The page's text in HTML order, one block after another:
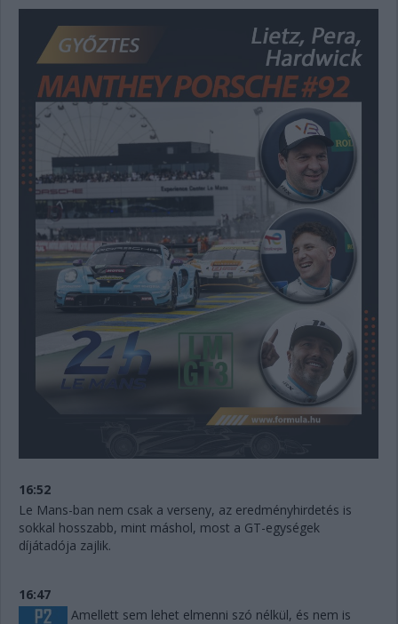
16:52
Le Mans-ban nem csak a verseny, az eredményhirdetés is
sokkal hosszabb, mint máshol, most a GT-egységek
díjátadója zajlik.
16:47
Amellett sem lehet elmenni szó nélkül, és nem is